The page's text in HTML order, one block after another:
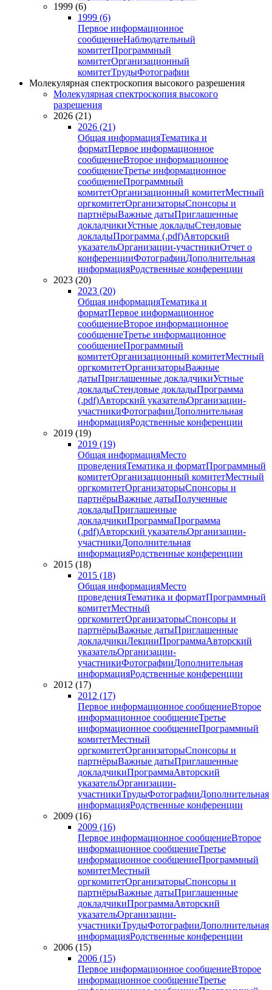
1999 (6)
1999 (6)
Первое информационное
сообщениеНаблюдательный
комитетПрограммный
комитетОрганизационный
комитетТрудыФотографии
Молекулярная спектроскопия высокого разрешения
Молекулярная спектроскопия высокого
разрешения
2026 (21)
2026 (21)
Общая информацияТематика и
форматПервое информационное
сообщениеВторое информационное
сообщениеТретье информационное
сообщениеПрограммный
комитетОрганизационный комитетМестный
оргкомитетОрганизаторыСпонсоры и
партнёрыВажные датыПриглашенные
докладчикиУстные докладыСтендовые
докладыПрограмма (.pdf)Авторский
указательОрганизации-участникиОтчет о
конференцииФотографииДополнительная
информацияРодственные конференции
2023 (20)
2023 (20)
Общая информацияТематика и
форматПервое информационное
сообщениеВторое информационное
сообщениеТретье информационное
сообщениеПрограммный
комитетОрганизационный комитетМестный
оргкомитетОрганизаторыВажные
датыПриглашенные докладчикиУстные
докладыСтендовые докладыПрограмма
(.pdf)Авторский указательОрганизации-
участникиФотографииДополнительная
информацияРодственные конференции
2019 (19)
2019 (19)
Общая информацияМесто
проведенияТематика и форматПрограммный
комитетОрганизационный комитетМестный
оргкомитетОрганизаторыСпонсоры и
партнёрыВажные датыПолученные
докладыПриглашенные
докладчикиПрограммаПрограмма
(.pdf)Авторский указательОрганизации-
участникиДополнительная
информацияРодственные конференции
2015 (18)
2015 (18)
Общая информацияМесто
проведенияТематика и форматПрограммный
комитетМестный
оргкомитетОрганизаторыСпонсоры и
партнёрыВажные датыПриглашенные
докладчикиЛекцииПрограммаАвторский
указательОрганизации-
участникиФотографииДополнительная
информацияРодственные конференции
2012 (17)
2012 (17)
Первое информационное сообщениеВторое
информационное сообщениеТретье
информационное сообщениеПрограммный
комитетМестный
оргкомитетОрганизаторыСпонсоры и
партнёрыВажные датыПриглашенные
докладчикиПрограммаАвторский
указательОрганизации-
участникиТрудыФотографииДополнительная
информацияРодственные конференции
2009 (16)
2009 (16)
Первое информационное сообщениеВторое
информационное сообщениеТретье
информационное сообщениеПрограммный
комитетМестный
оргкомитетОрганизаторыСпонсоры и
партнёрыВажные датыПриглашенные
докладчикиПрограммаАвторский
указательОрганизации-
участникиТрудыФотографииДополнительная
информацияРодственные конференции
2006 (15)
2006 (15)
Первое информационное сообщениеВторое
информационное сообщениеТретье